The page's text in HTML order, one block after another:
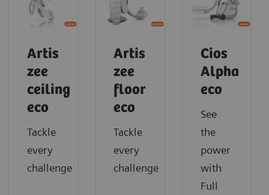
Artis
zee
ceiling
eco
Tackle
every
challenge
Artis
zee
floor
eco
Tackle
every
challenge
Cios
Alpha
eco
See
the
power
with
Full